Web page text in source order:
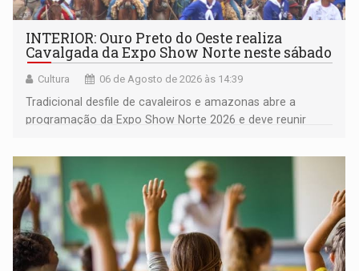
INTERIOR: Ouro Preto do Oeste realiza
Cavalgada da Expo Show Norte neste sábado
Cultura 06 de Agosto de 2026 às 14:39
Tradicional desfile de cavaleiros e amazonas abre a
programação da Expo Show Norte 2026 e deve reunir